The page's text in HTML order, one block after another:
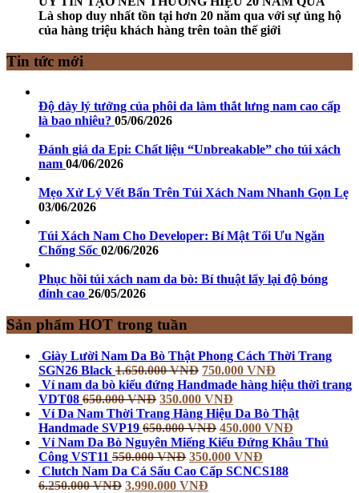
Là shop duy nhất tồn tại hơn 20 năm qua với sự ủng hộ
của hàng triệu khách hàng trên toàn thế giới
Tin tức mới
Độ dày lý tưởng của phôi da làm thắt lưng nam cao cấp
là bao nhiêu? 05/06/2026
Đánh giá da Epi: Chất liệu “Unbreakable” cho túi xách
nam 04/06/2026
Mẹo Xử Lý Vết Bẩn Trên Túi Xách Nam Nhanh Gọn Lẹ
03/06/2026
Túi Xách Nam Cho Developer: Bí Mật Tối Ưu Ngăn
Chống Sốc 02/06/2026
Phục hồi túi xách nam da bò: Bí thuật lấy lại độ bóng
đỉnh cao 26/05/2026
Sản phẩm HOT trong tuần
Giày Lười Nam Da Bò Thật Phong Cách Thời Trang
SGN26 Black 1.650.000VNĐ 750.000 VNĐ
Ví nam da bò kiểu đứng Handmade hàng hiệu thời trang
VDT08 650.000VNĐ 350.000 VNĐ
Ví Da Nam Thời Trang Hàng Hiệu Da Bò Thật
Handmade SVP19 650.000VNĐ 450.000 VNĐ
Ví Nam Da Bò Nguyên Miếng Kiểu Đứng Khâu Thủ
Công VST11 550.000VNĐ 350.000 VNĐ
Clutch Nam Da Cá Sấu Cao Cấp SCNCS188
6.250.000VNĐ 3.990.000 VNĐ